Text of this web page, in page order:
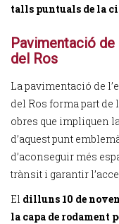
talls puntuals de la
Pavimentació
del Ros
La pavimentació de
del Ros forma part de
obres que impliquen
d’aquest punt
d’aconseguir més
trànsit i garantir
El dilluns 10 de
la capa de rodament